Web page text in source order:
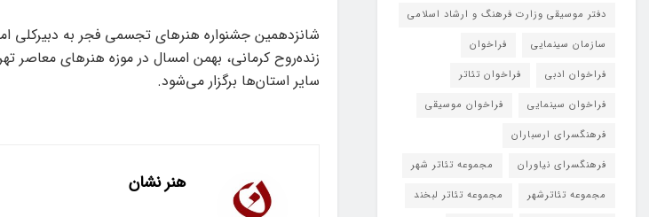
شانزدهمین جشنواره هنرهای تجسمی فجر به دبیرکلی
زنده‌روح کرمانی، بهمن امسال در موزه هنرهای معاصر
سایر استان‌ها برگزار می‌شود.
هنر نشان
دفتر موسیقی وزارت فرهنگ و ارشاد اسلامی
سازمان سینمایی
فراخوان
فراخوان ادبی
فراخوان تئاتر
فراخوان سینمایی
فراخوان موسیقی
فرهنگسرای ارسباران
فرهنگسرای نیاوران
مجموعه تئاتر شهر
مجموعه تئاترشهر
مجموعه تئاتر لبخند